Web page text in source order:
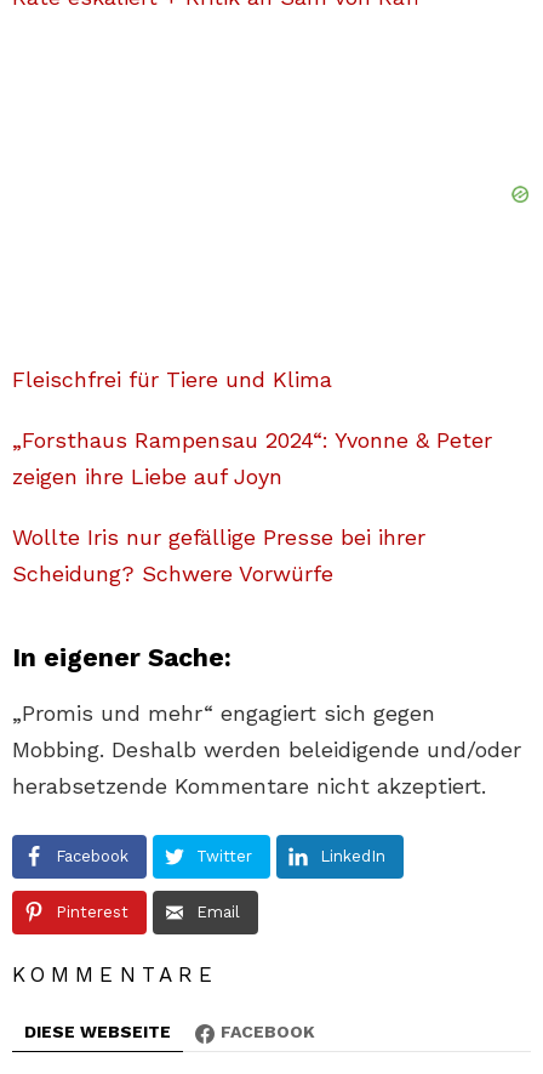
Fleischfrei für Tiere und Klima
„Forsthaus Rampensau 2024“: Yvonne & Peter
zeigen ihre Liebe auf Joyn
Wollte Iris nur gefällige Presse bei ihrer
Scheidung? Schwere Vorwürfe
In eigener Sache:
„Promis und mehr“ engagiert sich gegen
Mobbing. Deshalb werden beleidigende und/oder
herabsetzende Kommentare nicht akzeptiert.
Facebook Twitter LinkedIn
Pinterest Email
KOMMENTARE
DIESE WEBSEITE FACEBOOK